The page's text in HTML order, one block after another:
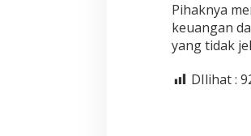
Pihaknya
keuangan
yang tidak
DIlihat :